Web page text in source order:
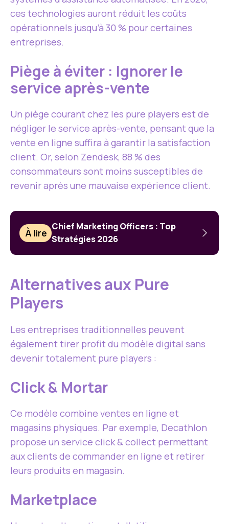
ces technologies auront réduit les coûts
opérationnels jusqu’à 30 % pour certaines
entreprises.
Piège à éviter : Ignorer le
service après-vente
Un piège courant chez les pure players est de
négliger le service après-vente, pensant que la
vente en ligne suffira à garantir la satisfaction
client. Or, selon Zendesk, 88 % des
consommateurs sont moins susceptibles de
revenir après une mauvaise expérience client.
À lire
Chief Marketing Officers : Top
Stratégies 2026
Alternatives aux Pure
Players
Les entreprises traditionnelles peuvent
également tirer profit du modèle digital sans
devenir totalement pure players :
Click & Mortar
Ce modèle combine ventes en ligne et
magasins physiques. Par exemple, Decathlon
propose un service click & collect permettant
aux clients de commander en ligne et retirer
leurs produits en magasin.
Marketplace